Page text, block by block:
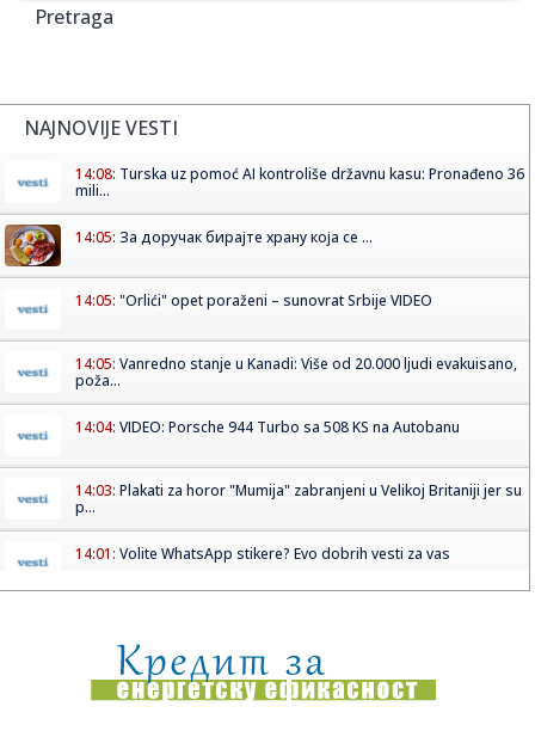
Pretraga
NAJNOVIJE VESTI
14:08: Turska uz pomoć AI kontroliše državnu kasu: Pronađeno 36
mili...
14:05: За доручак бирајте храну која се ...
14:05: "Orlići" opet poraženi – sunovrat Srbije VIDEO
14:05: Vanredno stanje u Kanadi: Više od 20.000 ljudi evakuisano,
poža...
14:04: VIDEO: Porsche 944 Turbo sa 508 KS na Autobanu
14:03: Plakati za horor "Mumija" zabranjeni u Velikoj Britaniji jer su
p...
14:01: Volite WhatsApp stikere? Evo dobrih vesti za vas
14:00:Harley Flanagan iz Cro-Magsa sumnja da će nastaviti sa
turnejama